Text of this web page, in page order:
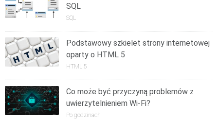
SQL
SQL
Podstawowy szkielet strony internetowej
oparty o HTML 5
HTML 5
Co może być przyczyną problemów z
uwierzytelnieniem Wi-Fi?
Po godzinach